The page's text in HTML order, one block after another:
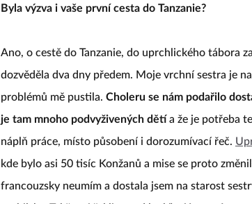
Byla výzva i vaše první cesta do Tanzanie?
Ano, o cestě do Tanzanie, do uprchlického tábora
dozvěděla dva dny předem. Moje vrchní sestra je
problémů mě pustila. Choleru se nám podařilo
je tam mnoho podvyživených dětí a že je potřeba
náplň práce, místo působení i dorozumívací řeč.
kde bylo asi 50 tisíc Konžanů a mise se proto
francouzsky neumím a dostala jsem na starost